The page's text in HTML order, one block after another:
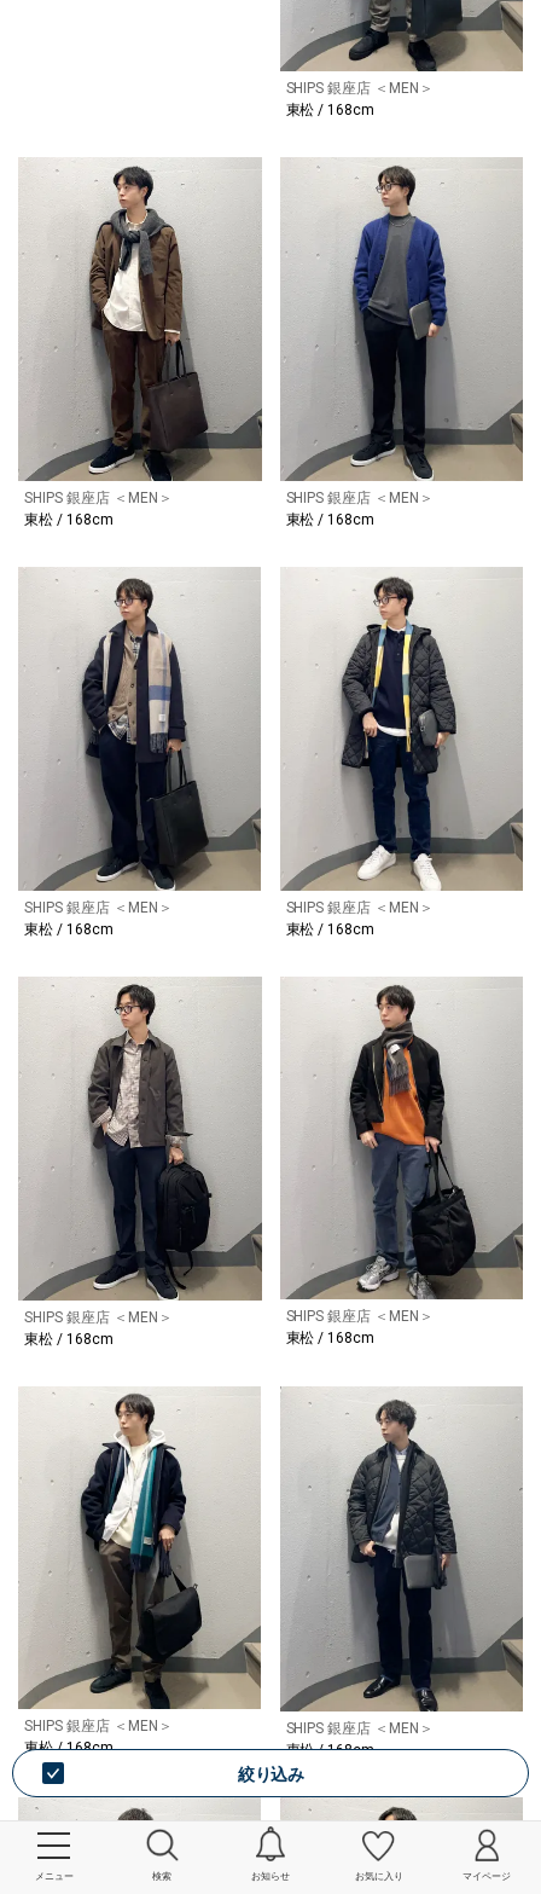
メニュー 検索 お知らせ お気に入り マイページ
絞り込み
SHIPS 銀座店 ＜MEN＞
東松 / 168cm
SHIPS 銀座店 ＜MEN＞
東松 / 168cm
SHIPS 銀座店 ＜MEN＞
東松 / 168cm
SHIPS 銀座店 ＜MEN＞
東松 / 168cm
SHIPS 銀座店 ＜MEN＞
東松 / 168cm
SHIPS 銀座店 ＜MEN＞
東松 / 168cm
SHIPS 銀座店 ＜MEN＞
東松 / 168cm
SHIPS 銀座店 ＜MEN＞
東松 / 168cm
SHIPS 銀座店 ＜MEN＞
東松 / 168cm